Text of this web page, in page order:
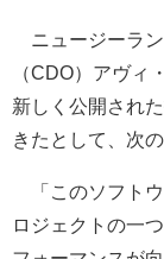
ニュージーラン
（CDO）アヴィ
新しく公開され
きたとして、次
「このソフトウ
ロジェクトの一